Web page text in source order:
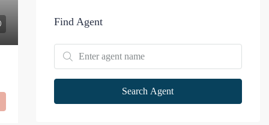
Find Agent
Search Agent